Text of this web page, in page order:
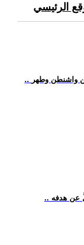
الرئيسي
واشنطن وطهر
عن هدفه